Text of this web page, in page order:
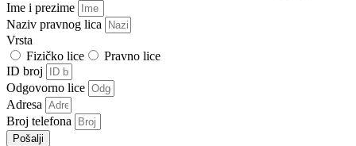
Ime i prezime
Naziv pravnog lica
Vrsta
Fizičko lice
Pravno lice
ID broj
Odgovorno lice
Adresa
Broj telefona
Pošalji